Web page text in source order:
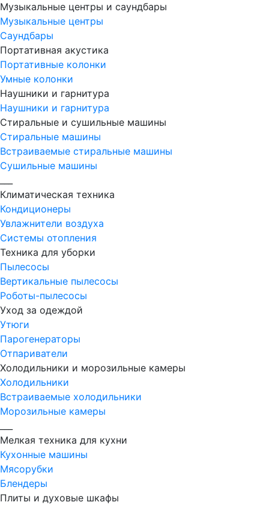
Музыкальные центры и саундбары
Музыкальные центры
Саундбары
Портативная акустика
Портативные колонки
Умные колонки
Наушники и гарнитура
Наушники и гарнитура
Стиральные и сушильные машины
Стиральные машины
Встраиваемые стиральные машины
Сушильные машины
Климатическая техника
Кондиционеры
Увлажнители воздуха
Системы отопления
Техника для уборки
Пылесосы
Вертикальные пылесосы
Роботы-пылесосы
Уход за одеждой
Утюги
Парогенераторы
Отпариватели
Холодильники и морозильные камеры
Холодильники
Встраиваемые холодильники
Морозильные камеры
Мелкая техника для кухни
Кухонные машины
Мясорубки
Блендеры
Плиты и духовые шкафы